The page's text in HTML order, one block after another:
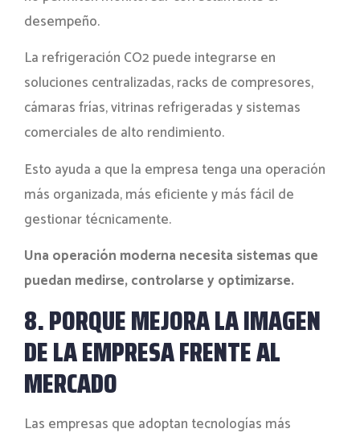
desempeño.
La refrigeración CO2 puede integrarse en
soluciones centralizadas, racks de compresores,
cámaras frías, vitrinas refrigeradas y sistemas
comerciales de alto rendimiento.
Esto ayuda a que la empresa tenga una operación
más organizada, más eficiente y más fácil de
gestionar técnicamente.
Una operación moderna necesita sistemas que
puedan medirse, controlarse y optimizarse.
8. PORQUE MEJORA LA IMAGEN
DE LA EMPRESA FRENTE AL
MERCADO
Las empresas que adoptan tecnologías más